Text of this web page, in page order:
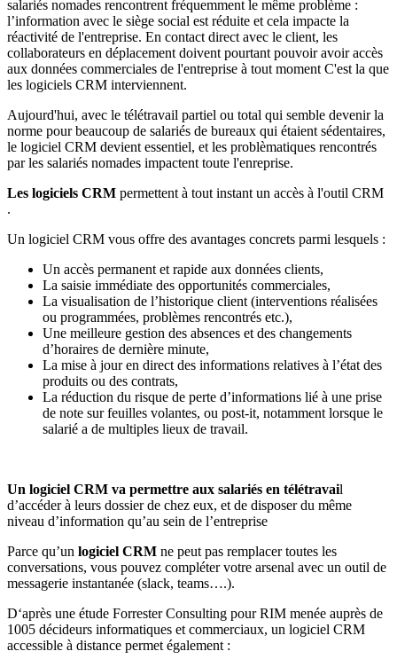
salariés nomades rencontrent fréquemment le même problème :
l’information avec le siège social est réduite et cela impacte la
réactivité de l'entreprise. En contact direct avec le client, les
collaborateurs en déplacement doivent pourtant pouvoir avoir accès
aux données commerciales de l'entreprise à tout moment C'est la que
les logiciels CRM interviennent.
Aujourd'hui, avec le télétravail partiel ou total qui semble devenir la
norme pour beaucoup de salariés de bureaux qui étaient sédentaires,
le logiciel CRM devient essentiel, et les problèmatiques rencontrés
par les salariés nomades impactent toute l'enreprise.
Les logiciels CRM permettent à tout instant un accès à l'outil CRM
.
Un logiciel CRM vous offre des avantages concrets parmi lesquels :
Un accès permanent et rapide aux données clients,
La saisie immédiate des opportunités commerciales,
La visualisation de l’historique client (interventions réalisées
ou programmées, problèmes rencontrés etc.),
Une meilleure gestion des absences et des changements
d’horaires de dernière minute,
La mise à jour en direct des informations relatives à l’état des
produits ou des contrats,
La réduction du risque de perte d’informations lié à une prise
de note sur feuilles volantes, ou post-it, notamment lorsque le
salarié a de multiples lieux de travail.
Un logiciel CRM va permettre aux salariés en télétravail
d’accéder à leurs dossier de chez eux, et de disposer du même
niveau d’information qu’au sein de l’entreprise
Parce qu’un logiciel CRM ne peut pas remplacer toutes les
conversations, vous pouvez compléter votre arsenal avec un outil de
messagerie instantanée (slack, teams….).
D‘après une étude Forrester Consulting pour RIM menée auprès de
1005 décideurs informatiques et commerciaux, un logiciel CRM
accessible à distance permet également :